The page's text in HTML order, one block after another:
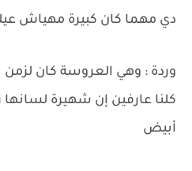
دي مهما كان كبيرة مهياش
وردة : وهي العروسة كان لزمن
كلنا عارفين إن شهيرة
أبيض